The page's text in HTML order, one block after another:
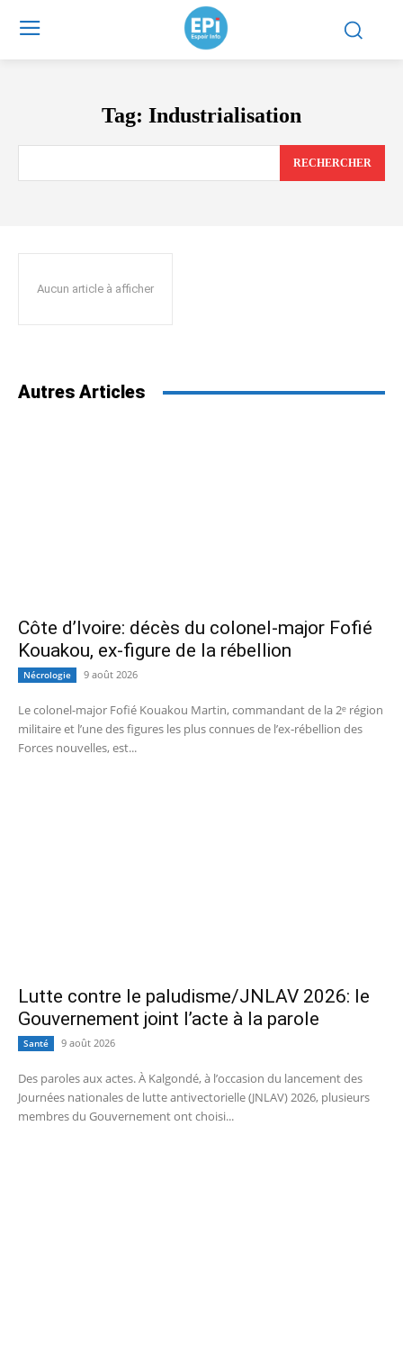
Tag: Industrialisation
RECHERCHER
Aucun article à afficher
Autres Articles
Côte d’Ivoire: décès du colonel-major Fofié
Kouakou, ex-figure de la rébellion
Nécrologie 9 août 2026
Le colonel-major Fofié Kouakou Martin, commandant de la 2ᵉ région
militaire et l’une des figures les plus connues de l’ex‑rébellion des
Forces nouvelles, est...
Lutte contre le paludisme/JNLAV 2026: le
Gouvernement joint l’acte à la parole
Santé 9 août 2026
Des paroles aux actes. À Kalgondé, à l’occasion du lancement des
Journées nationales de lutte antivectorielle (JNLAV) 2026, plusieurs
membres du Gouvernement ont choisi...